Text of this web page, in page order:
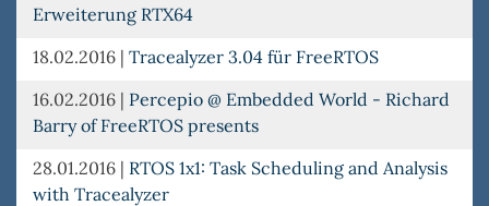
Erweiterung RTX64
18.02.2016 | Tracealyzer 3.04 für FreeRTOS
16.02.2016 | Percepio @ Embedded World - Richard
Barry of FreeRTOS presents
28.01.2016 | RTOS 1x1: Task Scheduling and Analysis
with Tracealyzer